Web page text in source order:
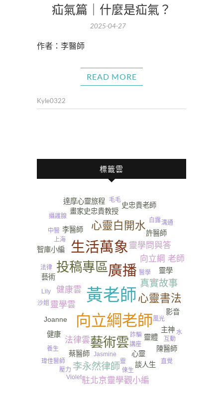
疝氣篇｜什麼是疝氣？
2025-04-27
作者：李醫師
READ MORE
Kyle0322
標籤雲
黃老師
向立綱老師
廣播
生活萬象
投稿專區
藝術雲
心靈白開水
心靈書法
李永然律師
真實故事
健康雲
靈學問與答
駐北京靈學觀小編
靈學雲
向立綱 老師
法律雲
心靈
李醫師
靈體
畫家史忠貴教授
Joanne
靈學
蔡醫師
主神
影音
談人生
史忠貴老師
健康
陳醫師
藝術
許醫師
智庫小編
達摩心靈旅程
養生
上海
Lily
白露
沙姐
醫學
瑋佳醫師
講座
風光
法律
互動
直覺
中醫
攝護腺
詐騙
靈
Violet
溝通
毛毛
倈生
壓力
Jasmine
水